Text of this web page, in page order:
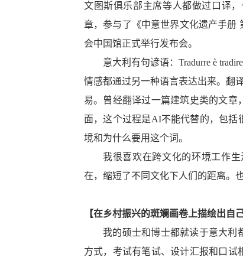
文图斯俱乐部主席等人都做过口译
章，参与了 《中意世界文化遗产手册
会中国馆正式举行发布会。
意大利有句谚语： Tradurre è tradire
情感都通过另一种语言表达出来。翻
易。曾经翻译过一篇建筑史类的文章，
面，这个过程是AI不能代替的，包括
境和为什么要用这个词。
我很喜欢在跨文化的环境工作
在，缩短了不同文化下人们的距离。
【在乡村振兴的斑斓画卷上描绘出自
我的硕士和博士都就读于意大利
方式，考试有笔试、设计汇报和口